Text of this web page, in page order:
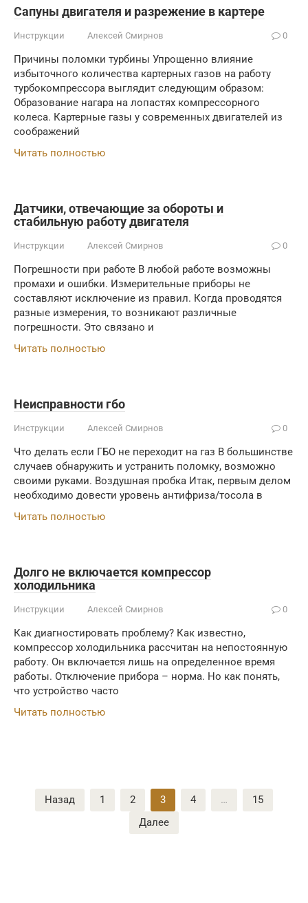
Сапуны двигателя и разрежение в картере
Инструкции Алексей Смирнов 0
Причины поломки турбины Упрощенно влияние
избыточного количества картерных газов на работу
турбокомпрессора выглядит следующим образом:
Образование нагара на лопастях компрессорного
колеса. Картерные газы у современных двигателей из
соображений
Читать полностью
Датчики, отвечающие за обороты и
стабильную работу двигателя
Инструкции Алексей Смирнов 0
Погрешности при работе В любой работе возможны
промахи и ошибки. Измерительные приборы не
составляют исключение из правил. Когда проводятся
разные измерения, то возникают различные
погрешности. Это связано и
Читать полностью
Неисправности гбо
Инструкции Алексей Смирнов 0
Что делать если ГБО не переходит на газ В большинстве
случаев обнаружить и устранить поломку, возможно
своими руками. Воздушная пробка Итак, первым делом
необходимо довести уровень антифриза/тосола в
Читать полностью
Долго не включается компрессор
холодильника
Инструкции Алексей Смирнов 0
Как диагностировать проблему? Как известно,
компрессор холодильника рассчитан на непостоянную
работу. Он включается лишь на определенное время
работы. Отключение прибора – норма. Но как понять,
что устройство часто
Читать полностью
Пагинация
записей
Назад 1 2 3 4 …
15
Далее